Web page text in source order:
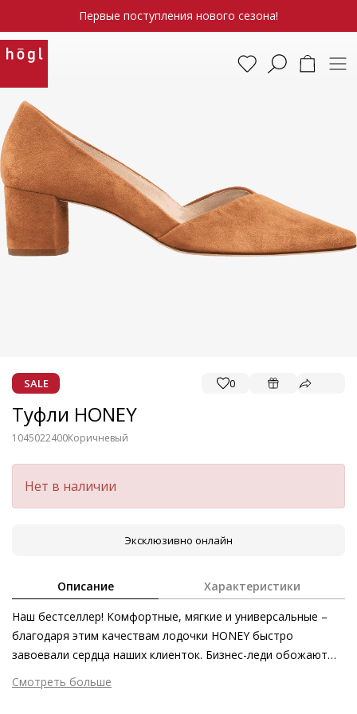
Первые поступления нового сезона!
SALE 0
Туфли HONEY
1045022400Коричневый
Нет в наличии
Эксклюзивно онлайн
Описание Характеристики
Наш бестселлер! Комфортные, мягкие и универсальные –
благодаря этим качествам лодочки HONEY быстро
завоевали сердца наших клиенток. Бизнес-леди обожают
эту модель от Högl из велюровой кожи. Лаконичный крой и
широкий блочный каблук внесут мягкие женственные нотки
Смотреть больше